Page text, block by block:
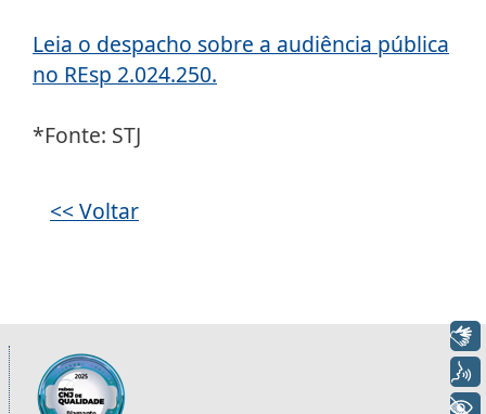
Leia o despacho sobre a audiência pública
no REsp 2.024.250.
*Fonte: STJ
<< Voltar
Informações úteis sobre os órgãos da 2ª
Imagem